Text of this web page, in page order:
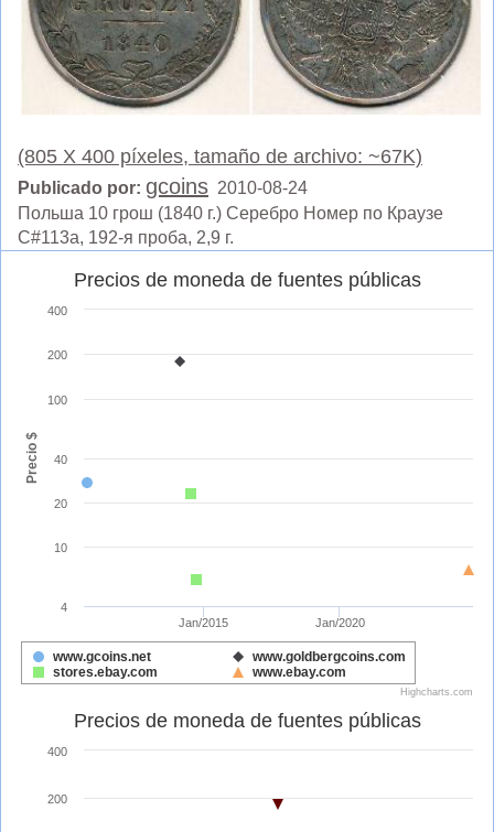
(805 X 400 píxeles, tamaño de archivo: ~67K)
Publicado por: gcoins 2010-08-24
Польша 10 грош (1840 г.) Серебро Номер по Краузе
С#113а, 192-я проба, 2,9 г.